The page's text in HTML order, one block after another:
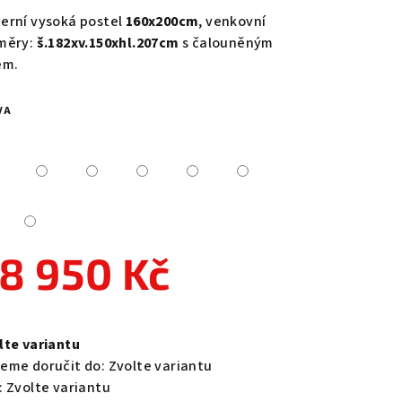
vysoká postel 160x200cm, venkovní
š.182xv.150xhl.207cm s čalouněným
950 Kč
variantu
doručit do: Zvolte variantu
Zvolte variantu